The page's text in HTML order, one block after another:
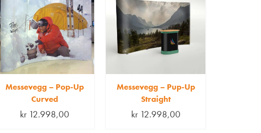
Messevegg – Pop-Up
Curved
kr12.998,00
Messevegg – Pup-Up
Straight
kr12.998,00